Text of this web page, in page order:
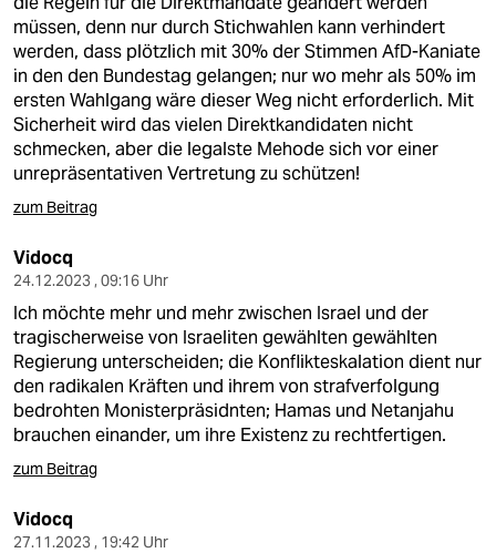
müssen, denn nur durch Stichwahlen kann verhindert
werden, dass plötzlich mit 30% der Stimmen AfD-Kaniate
in den den Bundestag gelangen; nur wo mehr als 50% im
ersten Wahlgang wäre dieser Weg nicht erforderlich. Mit
Sicherheit wird das vielen Direktkandidaten nicht
schmecken, aber die legalste Mehode sich vor einer
unrepräsentativen Vertretung zu schützen!
zum Beitrag
Vidocq
24.12.2023 , 09:16 Uhr
Ich möchte mehr und mehr zwischen Israel und der
tragischerweise von Israeliten gewählten gewählten
Regierung unterscheiden; die Konflikteskalation dient nur
den radikalen Kräften und ihrem von strafverfolgung
bedrohten Monisterpräsidnten; Hamas und Netanjahu
brauchen einander, um ihre Existenz zu rechtfertigen.
zum Beitrag
Vidocq
27.11.2023 , 19:42 Uhr